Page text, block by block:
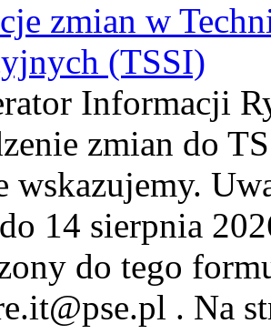
zmian w
(TSSI)
Informacji
zmian do
wskazujemy.
do 14 sierpnia
do tego
. Na